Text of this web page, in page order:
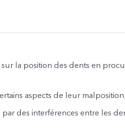
la position des dents en
aspects de leur malposition;
par des interférences entre les